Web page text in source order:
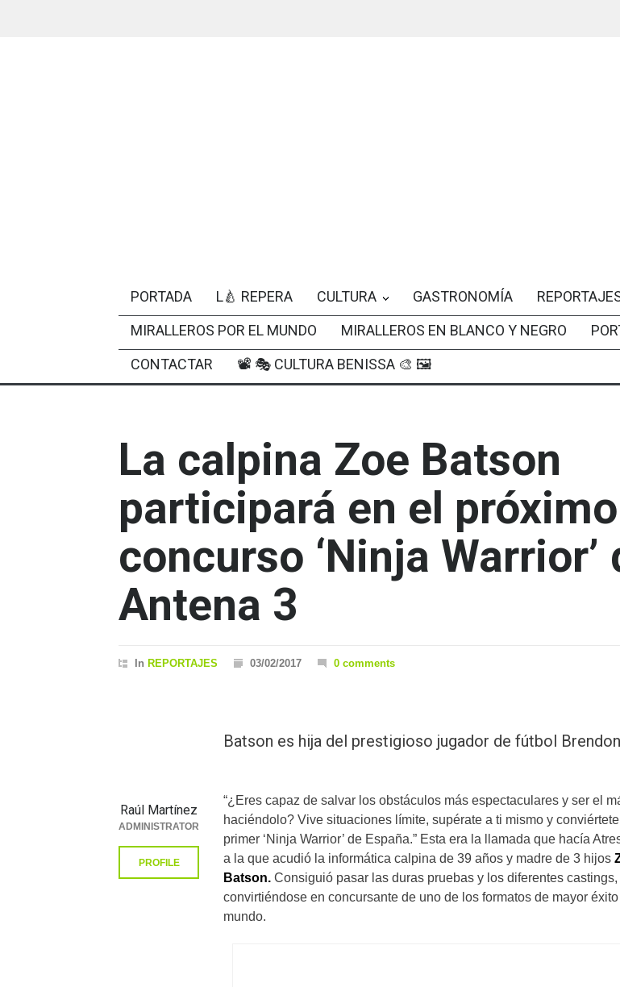
PORTADA L🍐 REPERA CULTURA GASTRONOMÍA
MIRALLEROS POR EL MUNDO
MIRALLEROS EN BLANCO Y NEGRO
CONTACTAR
📽 🎭 CULTURA BENISSA 🎨 🖼
La calpina Zoe Batson
participará en el próximo
concurso ‘Ninja Warrior’
Antena 3
In REPORTAJES 03/02/2017 0 comments
Batson es hija del prestigioso jugador de fútbol
“¿Eres capaz de salvar los obstáculos más espectaculares y ser el
haciéndolo? Vive situaciones límite, supérate a ti mismo y conviértete
primer ‘Ninja Warrior’ de España.” Esta era la llamada que hacía
a la que acudió la informática calpina de 39 años y madre de 3 hijos
Batson. Consiguió pasar las duras pruebas y los diferentes castings,
convirtiéndose en concursante de uno de los formatos de mayor éxito
mundo.
Raúl Martínez
ADMINISTRATOR
PROFILE